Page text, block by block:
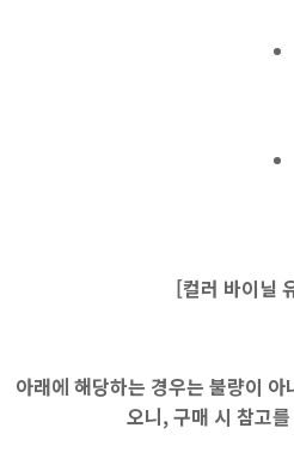
[컬러 바이닐
아래에 해당하는 경우는 불량이
오니, 구매 시 참고